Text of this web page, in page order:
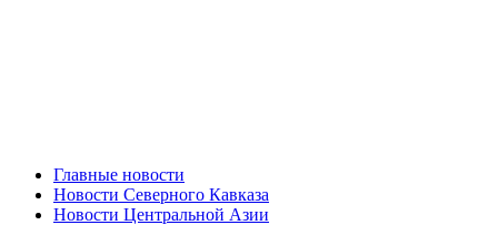
Главные новости
Новости Северного Кавказа
Новости Центральной Азии